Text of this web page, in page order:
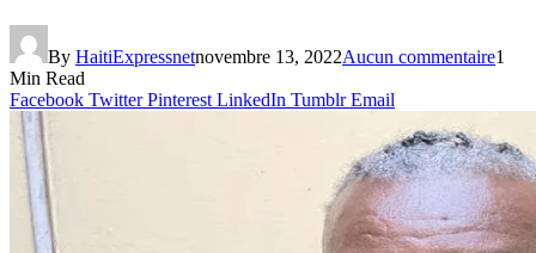
By HaitiExpressnetnovembre 13, 2022Aucun commentaire1
Min Read
Facebook Twitter Pinterest LinkedIn Tumblr Email